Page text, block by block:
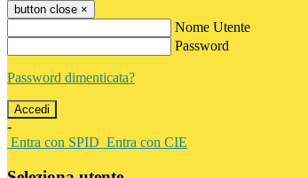
button close ×
Nome Utente
Password
Password dimenticata?
-
Entra con SPID Entra con CIE